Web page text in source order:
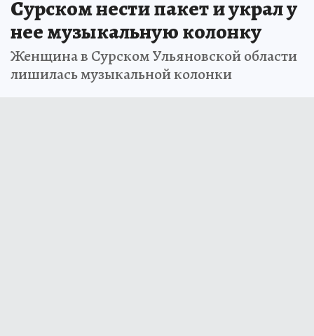
Сурском нести пакет и украл у
нее музыкальную колонку
Женщина в Сурском Ульяновской области
лишилась музыкальной колонки